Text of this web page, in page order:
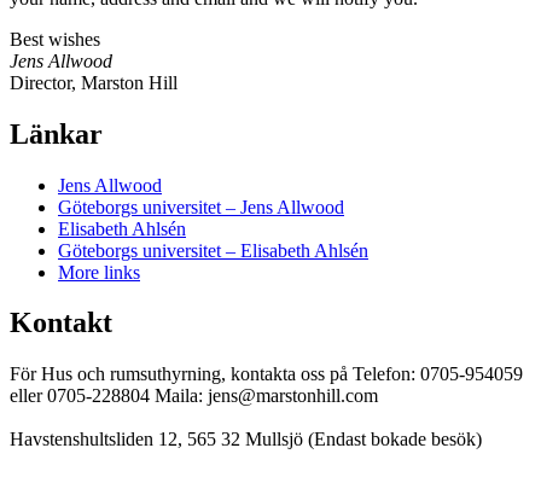
Best wishes
Jens Allwood
Director, Marston Hill
Länkar
Jens Allwood
Göteborgs universitet – Jens Allwood
Elisabeth Ahlsén
Göteborgs universitet – Elisabeth Ahlsén
More links
Kontakt
För Hus och rumsuthyrning, kontakta oss på Telefon: 0705-954059
eller 0705-228804 Maila: jens@marstonhill.com
Havstenshultsliden 12, 565 32 Mullsjö (Endast bokade besök)